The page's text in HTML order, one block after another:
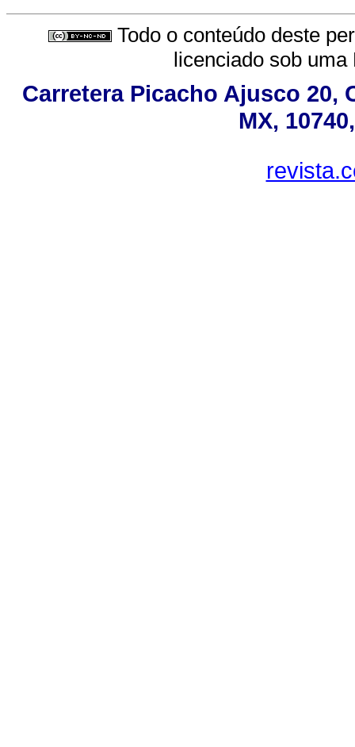
Todo o conteúdo deste
licenciado sob uma
Carretera Picacho Ajusco 20,
MX,